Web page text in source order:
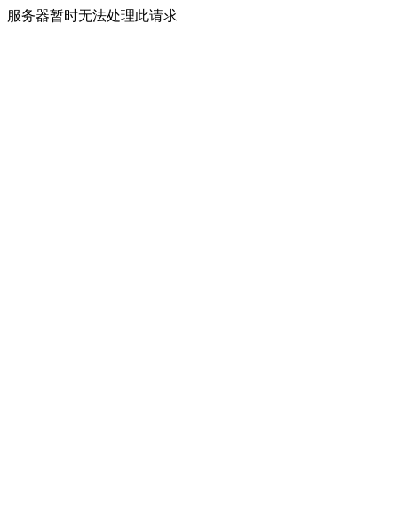
服务器暂时无法处理此请求